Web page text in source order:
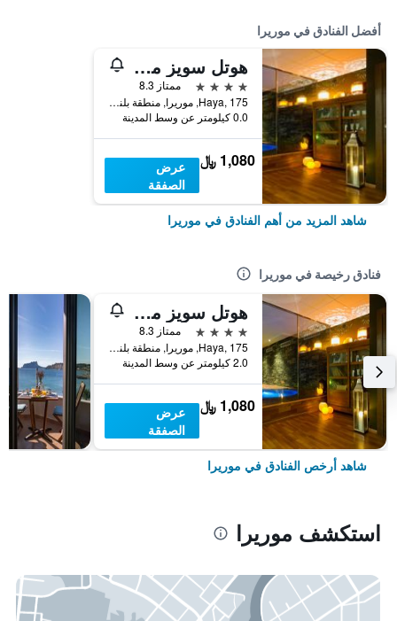
أفضل الفنادق في موريرا
هوتل سويز مورايرا
4 نجوم
ممتاز 8.3
Haya, 175, موريرا, منطقة بلنسية, أسبانيا
0.0 كيلومتر عن وسط المدينة
1,080 ﷼
عرض
الصفقة
شاهد المزيد من أهم الفنادق في موريرا
فنادق رخيصة في موريرا
هوتل سويز مورايرا
4 نجوم
ممتاز 8.3
Haya, 175, موريرا, منطقة بلنسية, أسبانيا
2.0 كيلومتر عن وسط المدينة
1,080 ﷼
عرض
الصفقة
شاهد أرخص الفنادق في موريرا
استكشف موريرا